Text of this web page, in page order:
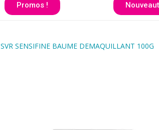
Promos !
SVR SENSIFINE BAUME DEMAQUILLANT 100G